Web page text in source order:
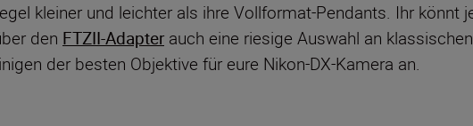
kleiner und leichter als ihre Vollformat-Pendants. Ihr könnt
den FTZII-Adapter auch eine riesige Auswahl an
der besten Objektive für eure Nikon-DX-Kamera an.